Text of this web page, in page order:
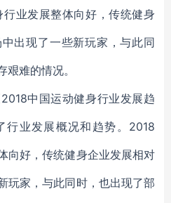
业发展整体向好，传统健身
出现了一些新玩家，与此同
难的情况。
中国运动健身行业发展趋
行业发展概况和趋势。2018
向好，传统健身企业发展相对
玩家，与此同时，也出现了部